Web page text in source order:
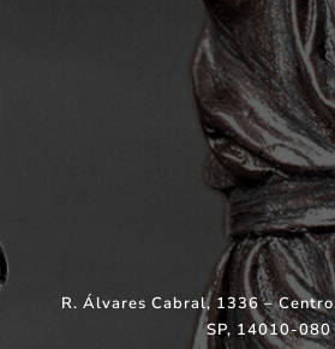
R. Álvares Cabral, 1336 –
SP, 14010-080